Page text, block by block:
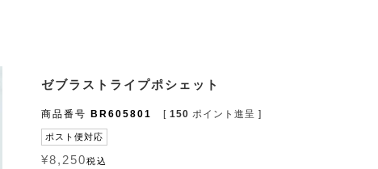
ゼブラストライプポシェット
商品番号 BR605801 [ 150 ポイント進呈 ]
ポスト便対応
¥8,250税込